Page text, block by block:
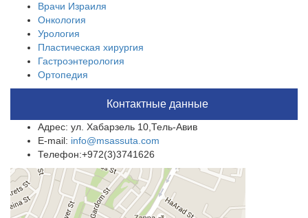
Врачи Израиля
Онкология
Урология
Пластическая хирургия
Гастроэнтерология
Ортопедия
Контактные данные
Адрес: ул. Хабарзель 10,Тель-Авив
E-mail: info@msassuta.com
Телефон:+972(3)3741626